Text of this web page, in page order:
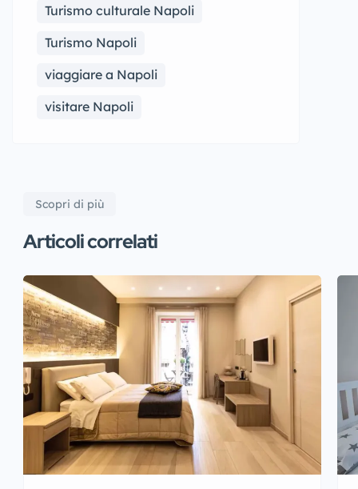
Turismo culturale Napoli
Turismo Napoli
viaggiare a Napoli
visitare Napoli
Scopri di più
Articoli correlati